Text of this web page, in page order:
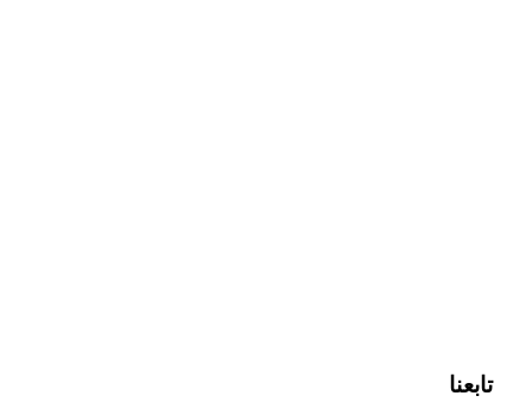
تابعنا